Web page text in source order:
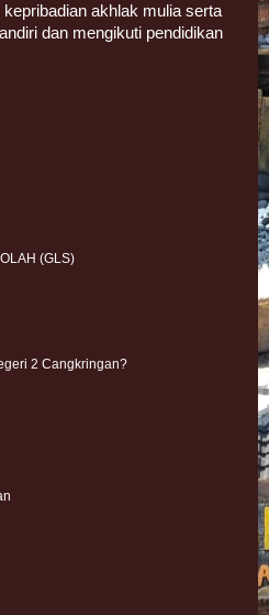
akhlak mulia serta
dan mengikuti pendidikan
(GLS)
2 Cangkringan?